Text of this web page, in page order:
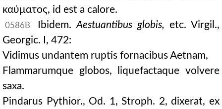
καύματος, id est a calore.
0586B Ibidem. Aestuantibus globis, etc. Virgil.,
Georgic. I, 472:
Vidimus undantem ruptis fornacibus Aetnam,
Flammarumque globos, liquefactaque volvere
saxa.
Pindarus Pythior., Od. 1, Stroph. 2, dixerat, ex